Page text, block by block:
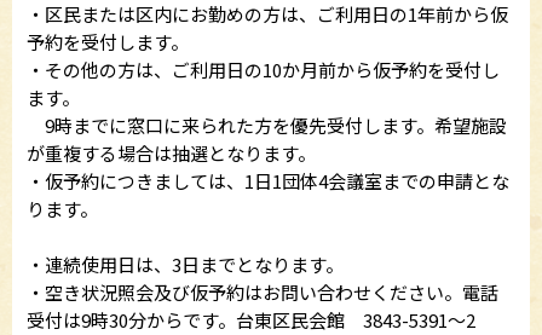
・区民または区内にお勤めの方は、ご利用日の1年前から仮
予約を受付します。
・その他の方は、ご利用日の10か月前から仮予約を受付し
ます。
9時までに窓口に来られた方を優先受付します。希望施設
が重複する場合は抽選となります。
・仮予約につきましては、1日1団体4会議室までの申請とな
ります。
・連続使用日は、3日までとなります。
・空き状況照会及び仮予約はお問い合わせください。電話
受付は9時30分からです。台東区民会館 3843-5391～2